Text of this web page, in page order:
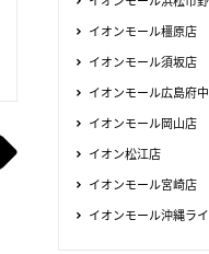
イオンモール橿原店
イオンモール須坂店
イオンモール広島府
イオンモール岡山店
イオン松江店
イオンモール宮崎店
イオンモール沖縄ラ